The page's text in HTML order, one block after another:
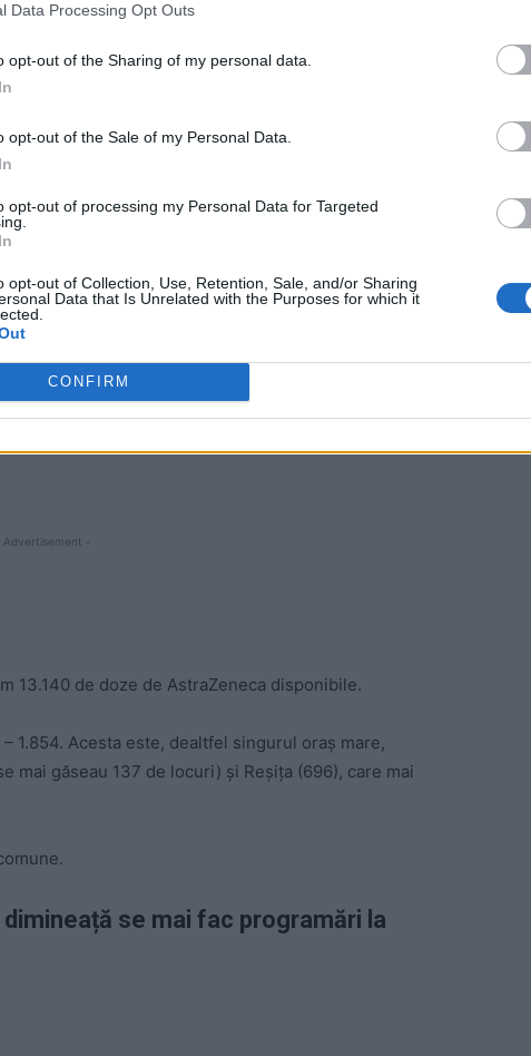
Data Processing Opt Outs
opt-out of the Sharing of my personal data.
opt-out of the Sale of my Personal Data.
opt-out of processing my Personal Data for Targeted
opt-out of Collection, Use, Retention, Sale, and/or Sharing
Data that Is Unrelated with the Purposes for which it
CONFIRM
-
13.140 de doze de AstraZeneca disponibile.
1.854. Acesta este, dealtfel singurul oraș mare,
mai găseau 137 de locuri) și Reșița (696), care mai
se mai fac programări la